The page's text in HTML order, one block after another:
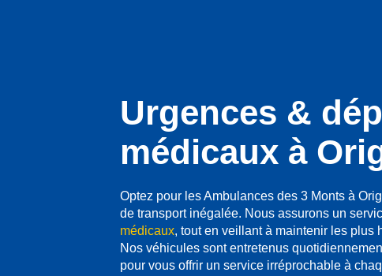
Urgences &
médicaux à
Optez pour les Ambulances des 3 Monts à
de transport inégalée. Nous assurons un
médicaux, tout en veillant à maintenir les plus
Nos véhicules sont entretenus
pour vous offrir un service irréprochable à